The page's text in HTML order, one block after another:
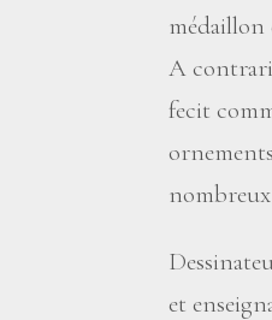
médaillon
A
fecit
et